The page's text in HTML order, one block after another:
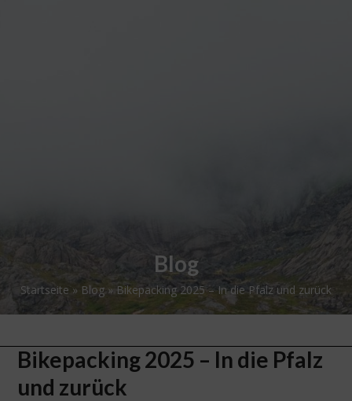
Blog
Startseite » Blog » Bikepacking 2025 – In die Pfalz und zurück
Bikepacking 2025 – In die Pfalz
und zurück